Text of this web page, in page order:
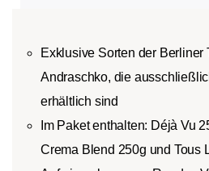
Exklusive Sorten der Berliner
Andraschko, die
erhältlich sind
Im Paket enthalten: Déjà Vu
Crema Blend 250g und Tous